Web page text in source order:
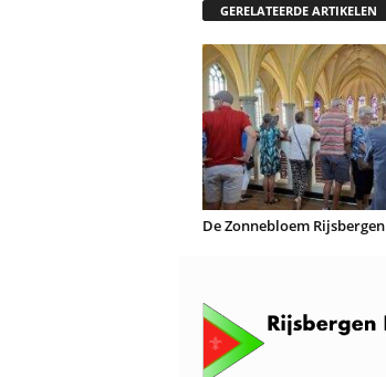
GERELATEERDE ARTIKELEN
De Zonnebloem Rijsbergen